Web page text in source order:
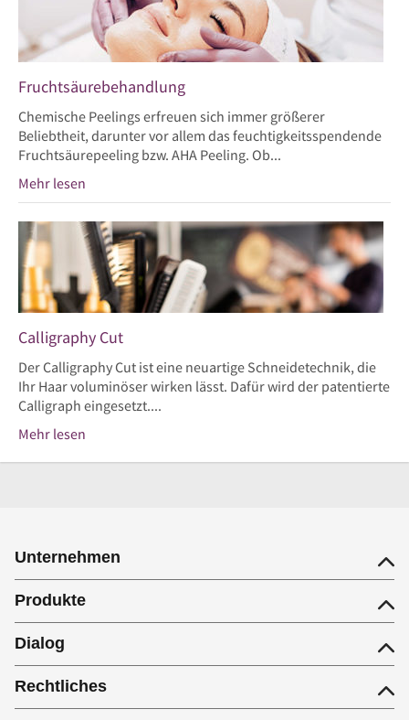
Fruchtsäurebehandlung
Chemische Peelings erfreuen sich immer größerer
Beliebtheit, darunter vor allem das feuchtigkeitsspendende
Fruchtsäurepeeling bzw. AHA Peeling. Ob...
Mehr lesen
Calligraphy Cut
Der Calligraphy Cut ist eine neuartige Schneidetechnik, die
Ihr Haar voluminöser wirken lässt. Dafür wird der patentierte
Calligraph eingesetzt....
Mehr lesen
Unternehmen
Produkte
Dialog
Rechtliches